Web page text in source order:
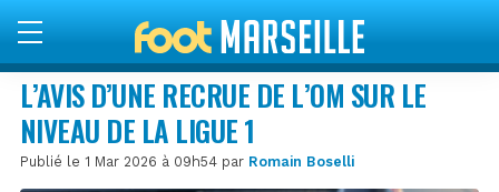
L’AVIS D’UNE RECRUE DE L’OM SUR LE
NIVEAU DE LA LIGUE 1
Publié le 1 Mar 2026 à 09h54 par Romain Boselli